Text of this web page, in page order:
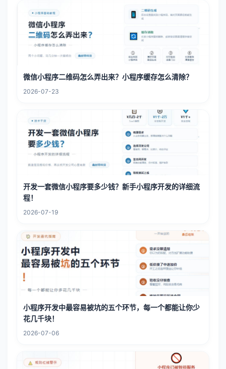
微信小程序二维码怎么弄出来？小程序缓存怎么清除？
2026-07-23
开发一套微信小程序要多少钱？新手小程序开发的详细流
程！
2026-07-19
小程序开发中最容易被坑的五个环节，每一个都能让你少
花几千块！
2026-07-06